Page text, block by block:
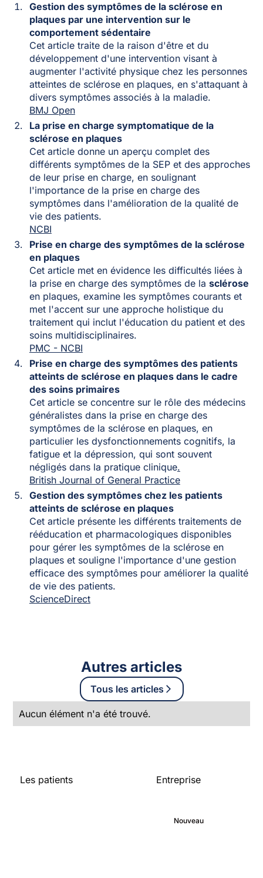
Gestion des symptômes de la sclérose en
plaques par une intervention sur le
comportement sédentaire
Cet article traite de la raison d'être et du
développement d'une intervention visant à
augmenter l'activité physique chez les personnes
atteintes de sclérose en plaques, en s'attaquant à
divers symptômes associés à la maladie.
BMJ Open
La prise en charge symptomatique de la
sclérose en plaques
Cet article donne un aperçu complet des
différents symptômes de la SEP et des approches
de leur prise en charge, en soulignant
l'importance de la prise en charge des
symptômes dans l'amélioration de la qualité de
vie des patients.
NCBI
Prise en charge des symptômes de la sclérose
en plaques
Cet article met en évidence les difficultés liées à
la prise en charge des symptômes de la sclérose
en plaques, examine les symptômes courants et
met l'accent sur une approche holistique du
traitement qui inclut l'éducation du patient et des
soins multidisciplinaires.
PMC - NCBI
Prise en charge des symptômes des patients
atteints de sclérose en plaques dans le cadre
des soins primaires
Cet article se concentre sur le rôle des médecins
généralistes dans la prise en charge des
symptômes de la sclérose en plaques, en
particulier les dysfonctionnements cognitifs, la
fatigue et la dépression, qui sont souvent
négligés dans la pratique clinique.
British Journal of General Practice
Gestion des symptômes chez les patients
atteints de sclérose en plaques
Cet article présente les différents traitements de
rééducation et pharmacologiques disponibles
pour gérer les symptômes de la sclérose en
plaques et souligne l'importance d'une gestion
efficace des symptômes pour améliorer la qualité
de vie des patients.
ScienceDirect
Autres articles
Tous les articles
Aucun élément n'a été trouvé.
Les patients
Entreprise
Nouveau